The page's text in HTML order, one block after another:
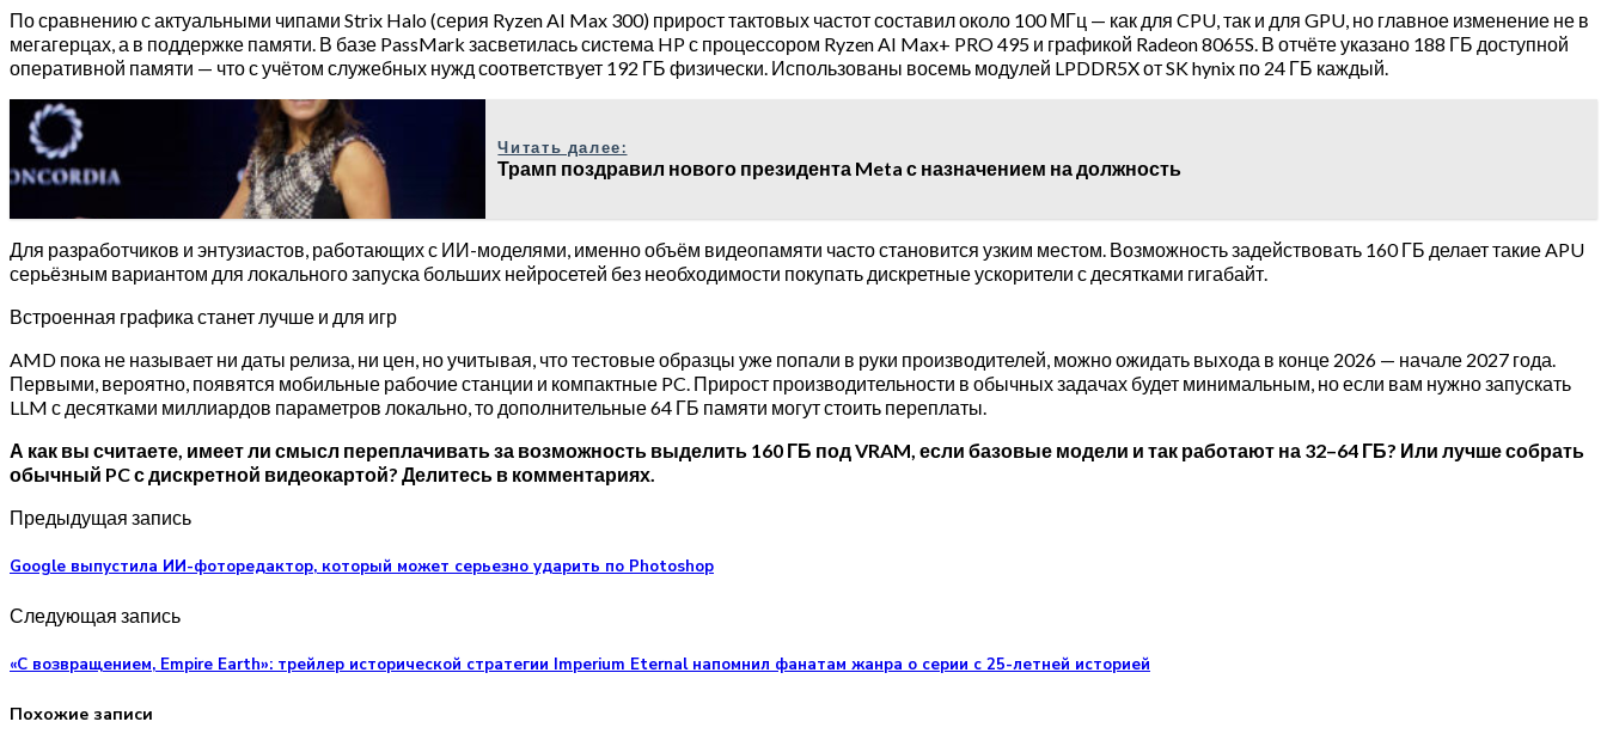
По сравнению с актуальными чипами Strix Halo (серия Ryzen AI Max 300) прирост тактовых частот составил около 100 МГц — как для CPU, так и для GPU, но главное изменение не в
мегагерцах, а в поддержке памяти. В базе PassMark засветилась система HP с процессором Ryzen AI Max+ PRO 495 и графикой Radeon 8065S. В отчёте указано 188 ГБ доступной
оперативной памяти — что с учётом служебных нужд соответствует 192 ГБ физически. Использованы восемь модулей LPDDR5X от SK hynix по 24 ГБ каждый.
Читать далее:
Трамп поздравил нового президента Meta с назначением на должность
Для разработчиков и энтузиастов, работающих с ИИ-моделями, именно объём видеопамяти часто становится узким местом. Возможность задействовать 160 ГБ делает такие APU
серьёзным вариантом для локального запуска больших нейросетей без необходимости покупать дискретные ускорители с десятками гигабайт.
Встроенная графика станет лучше и для игр
AMD пока не называет ни даты релиза, ни цен, но учитывая, что тестовые образцы уже попали в руки производителей, можно ожидать выхода в конце 2026 — начале 2027 года.
Первыми, вероятно, появятся мобильные рабочие станции и компактные PC. Прирост производительности в обычных задачах будет минимальным, но если вам нужно запускать
LLM с десятками миллиардов параметров локально, то дополнительные 64 ГБ памяти могут стоить переплаты.
А как вы считаете, имеет ли смысл переплачивать за возможность выделить 160 ГБ под VRAM, если базовые модели и так работают на 32–64 ГБ? Или лучше собрать
обычный PC с дискретной видеокартой? Делитесь в комментариях.
Предыдущая запись
Google выпустила ИИ-фоторедактор, который может серьезно ударить по Photoshop
Следующая запись
«С возвращением, Empire Earth»: трейлер исторической стратегии Imperium Eternal напомнил фанатам жанра о серии с 25-летней историей
Похожие записи